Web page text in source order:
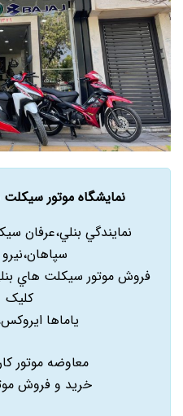
نمایشگاه موتور
نمايندگي بنلي،عرفان
فروش موتور سيکلت هاي
کليک
ياماها
معاوضه موتور
خريد و فروش